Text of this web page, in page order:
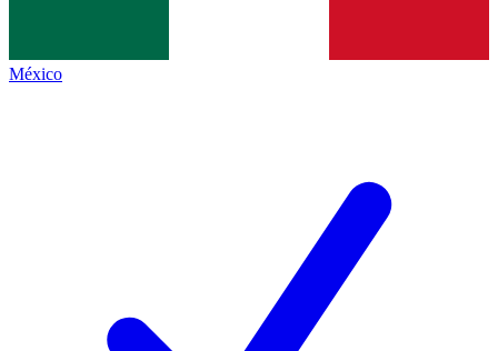
México